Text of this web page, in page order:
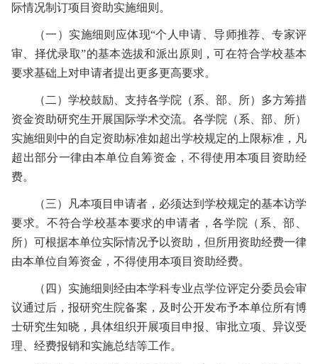
际情况制订项目资助实施细则 。
（一） 实施细则应体现“个人申请、导师推荐、专家评
审、择优录取”的基本选拔和派出原则，可在符合学校基本
要求基础上对申请者提出更多更高要求。
（二） 学校鼓励、支持各学院（系、部、所）多方筹措
资金资助研究生开展国际学术交流。各学院（系、部、所）
实施细则中的自定资助标准如超出学校规定的上限标准，凡
超出部分一律由本单位自筹资金，不得使用本项目资助经
费。
（三）
凡本项目申请者，必须达到学校规定的基本访学
要求。不符合学校基本要求的申请者，各学院（系、部、
所）可根据本单位实际情况予以资助，但所用资助经费一律
由本单位自筹资金，不得使用本项目资助经费。
（四） 实施细则经由本学科专业点学位评定分委员会审
议通过后，报研究生院备案，及时公开发布予本单位所有博
士研究生知晓，具体组织开展项目申报、审批立项、异议受
理、经费报销和实施总结等工作。